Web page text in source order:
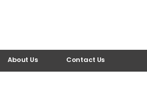
About Us Contact Us